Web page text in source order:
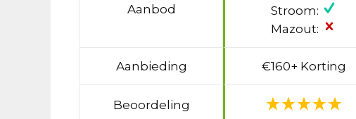
Aanbod
Stroom:
Mazout:
Aanbieding €160+ Korting
Beoordeling